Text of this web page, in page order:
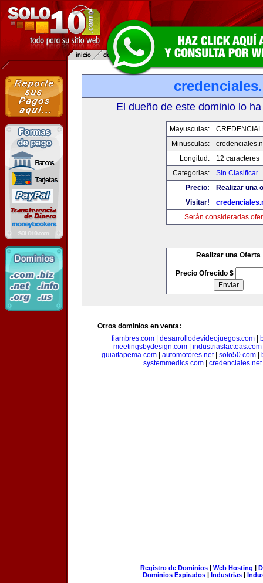
El dueño de este dominio lo
Mayusculas:
Minusculas:
Longitud:
12 caracteres
Categorias:
Sin Clasificar
Precio:
Realizar una
Visitar!
Serán consideradas
Realizar una Oferta
Precio Ofrecido $
Otros dominios en venta:
fiambres.com| desarrollodevideojuegos.com|
meetingsbydesign.com
industriaslacteas.com
guiaitapema.com| automotores.net| solo50.com|
systemmedics.com
credenciales.net
Registro de Dominios| Web Hosting |
Dominios Expirados | Industrias |